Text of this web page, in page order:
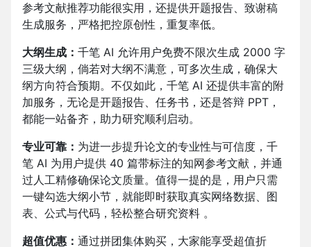
参考文献推荐功能很实用，还提供开题报告、致谢稿
生成服务，严格把控原创性，重复率低。​
大纲生成： 千笔 AI 允许用户免费不限次生成 2000 字
三级大纲，倘若对大纲不满意，可多次生成，确保大
纲方向符合预期。不仅如此，千笔 AI 还提供丰富的附
加服务，无论是开题报告、任务书，还是答辩 PPT，
都能一站备齐，助力研究顺利启动。​
专业可靠： 为进一步提升论文的专业性与可信度，千
笔 AI 为用户提供 40 篇带标注的知网参考文献，并通
过人工精修确保论文质量。值得一提的是，用户只需
一键勾选大纲小节，就能即时获取真实网络数据、图
表、公式与代码，轻松整合研究资料 。​
超值优惠： 通过拼团集体购买，大家能享受超值折